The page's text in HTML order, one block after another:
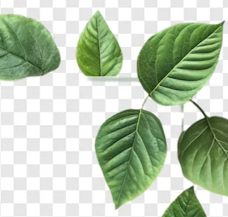
Produtos
Assistente de IA
imagens
Gerador de vídeos
Texto para voz
Conteúdo de stock
Começar
Academy
Documentação
Atendimento
Termos e
condições
Política de
privacidade